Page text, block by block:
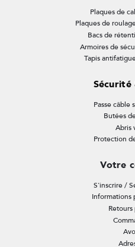
Plaques de
Plaques de
Bacs de
Armoires de
Tapis
Sécurité
Passe câble
Butées
Abris
Protection
Votre
S'inscrire /
Informations